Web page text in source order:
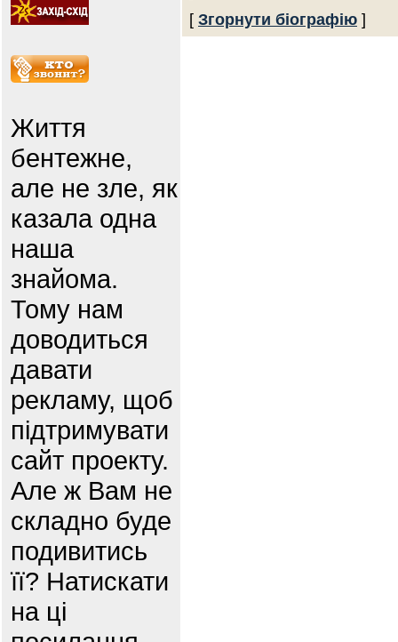
Життя
бентежне,
але не зле, як
казала одна
наша
знайома.
Тому нам
доводиться
давати
рекламу, щоб
підтримувати
сайт проекту.
Але ж Вам не
складно буде
подивитись
її? Натискати
на ці
[ Згорнути біографію ]